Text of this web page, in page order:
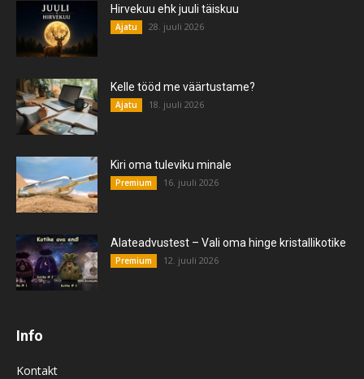
Hirvekuu ehk juuli täiskuu
Ajatu 28. juuli 2026
Kelle tööd me väärtustame?
Ajatu 18. juuli 2026
Kiri oma tuleviku minale
Premium 16. juuli 2026
Alateadvustest – Vali oma hinge kristallikotike
Premium 12. juuli 2026
Info
Kontakt